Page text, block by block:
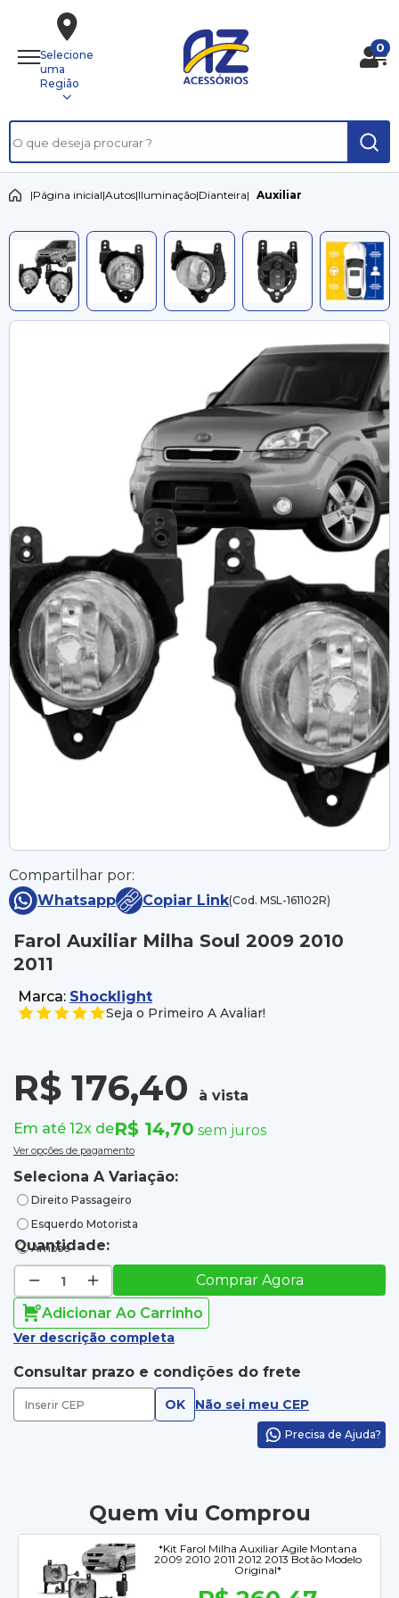
Selecione
uma
Região
0
|Página inicial|Autos|Iluminação|Dianteira| Auxiliar
Compartilhar por:
Whatsapp
Copiar Link(Cod. MSL-161102R)
Farol Auxiliar Milha Soul 2009 2010
2011
Marca: Shocklight
Seja o Primeiro A Avaliar!
R$ 176,40
à vista
Em até 12x deR$ 14,70 sem juros
Ver opções de pagamento
Seleciona A Variação:
Direito Passageiro
Esquerdo Motorista
Ambos
Quantidade:
Comprar Agora
Adicionar Ao Carrinho
Ver descrição completa
Consultar prazo e condições do frete
OK Não sei meu CEP
Precisa de Ajuda?
Quem viu Comprou
*Kit Farol Milha Auxiliar Agile Montana
2009 2010 2011 2012 2013 Botão Modelo
Original*